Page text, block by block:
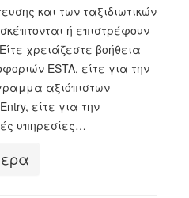
και των ταξιδιωτικών
ή επιστρέφουν
χρειάζεστε βοήθεια
ESTA, είτε για την
αξιόπιστων
είτε για την
υπηρεσίες…